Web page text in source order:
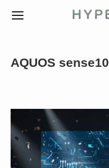
AQUOS sense10